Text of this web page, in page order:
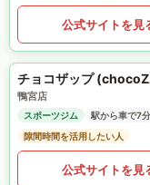
公式サイトを見
チョコザップ
鴨宮店
スポーツジム
駅から車で7分
隙間時間を活用したい人
公式サイトを見